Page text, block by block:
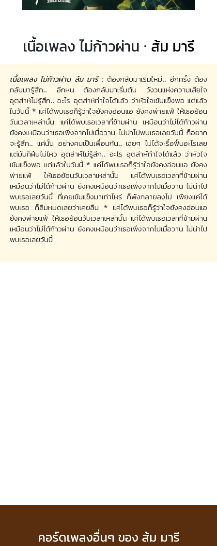
เนื้อเพลง ไม่ก้าวผ่าน · ส้ม มารี
เนื้อเพลง ไม่ก้าวผ่าน ส้ม มารี :ต้องกลับมาเริ่มใหม่.. อีกครั้ง ต้อง
กลับมารู้สึก.. อีกหน ต้องกลับมาเริ่มต้น วังวนแห่งความเสียใจ
อุตส่าห์ไม่รู้สึก.. อะไร อุตส่าห์ทำใจได้แล้ว ว่าหัวใจเข้มแข็งพอ แต่แล้ว
ในวันนี้ * แค่ได้พบเธอก็รู้ว่าใจยังคงอ่อนแอ ยังคงพ่ายแพ้ ให้เธอย้อน
วันเวลาเหล่านั้น แค่ได้พบเธอเวลาที่ข้ามผ่าน เหมือนว่าไม่ได้ก้าวผ่าน
ยังคงเหมือนว่าเธอเพิ่งจากไปเมื่อวาน ไม่น่าไปพบเธอเลยวันนี้ ก็อยาก
จะรู้สึก.. แค่นั้น อย่างคนเป็นเพื่อนกัน.. เฉยๆ ไม่ได้จะรื้อฟื้นอะไรเลย
แต่มันก็ฝืนไม่ไหว อุตส่าห์ไม่รู้สึก.. อะไร อุตส่าห์ทำใจได้แล้ว ว่าหัวใจ
เข้มแข็งพอ แต่แล้วในวันนี้ * แค่ได้พบเธอก็รู้ว่าใจยังคงอ่อนแอ ยังคง
พ่ายแพ้ ให้เธอย้อนวันเวลาเหล่านั้น แค่ได้พบเธอเวลาที่ข้ามผ่าน
เหมือนว่าไม่ได้ก้าวผ่าน ยังคงเหมือนว่าเธอเพิ่งจากไปเมื่อวาน ไม่น่าไป
พบเธอเลยวันนี้ ที่เคยเข้มแข็งมาเท่าไหร่ ก็พังทลายลงไป เพียงแค่ได้
พบเธอ ก็ลืมหมดเลยว่าเคยลืม * แค่ได้พบเธอก็รู้ว่าใจยังคงอ่อนแอ
ยังคงพ่ายแพ้ ให้เธอย้อนวันเวลาเหล่านั้น แค่ได้พบเธอเวลาที่ข้ามผ่าน
เหมือนว่าไม่ได้ก้าวผ่าน ยังคงเหมือนว่าเธอเพิ่งจากไปเมื่อวาน ไม่น่าไป
พบเธอเลยวันนี้
คอร์ดเพลงอื่นๆ ของ ส้ม มารี